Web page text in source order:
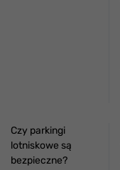
Czy parkingi
lotniskowe są
bezpieczne?